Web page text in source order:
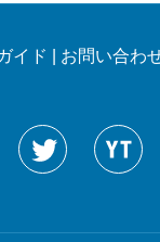
イド お問い合わ